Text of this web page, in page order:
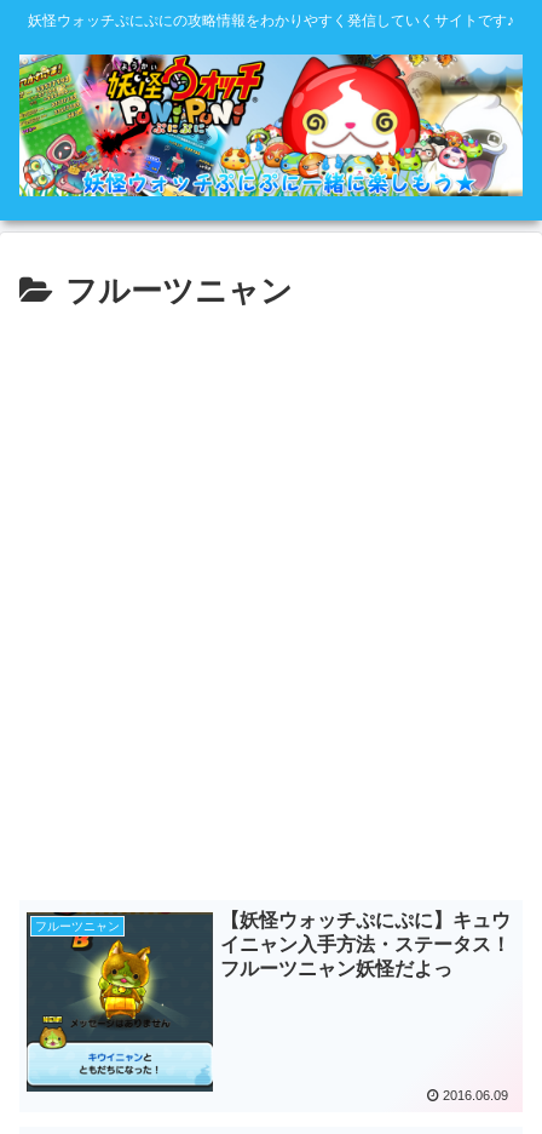
妖怪ウォッチぷにぷにの攻略情報をわかりやすく発信していくサイトです♪
フルーツニャン
フルーツニャン
【妖怪ウォッチぷにぷに】キュウ
イニャン入手方法・ステータス！
フルーツニャン妖怪だよっ
2016.06.09